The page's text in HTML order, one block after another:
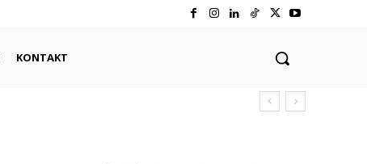
KONTAKT